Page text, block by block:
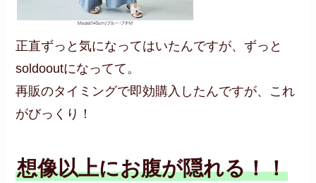
正直ずっと気になってはいたんですが、ずっと
soldooutになってて。
再販のタイミングで即効購入したんですが、これ
がびっくり！
想像以上にお腹が隠れる！！